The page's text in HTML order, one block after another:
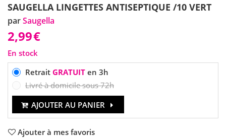
SAUGELLA LINGETTES ANTISEPTIQUE /10 VERT
parSaugella
2,99€
En stock
Retrait GRATUITen 3h
Livré à domicile sous 72h
AJOUTER AU PANIER
Ajouter à mes favoris